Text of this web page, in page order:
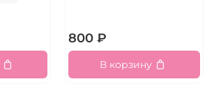
800 ₽
В корзину